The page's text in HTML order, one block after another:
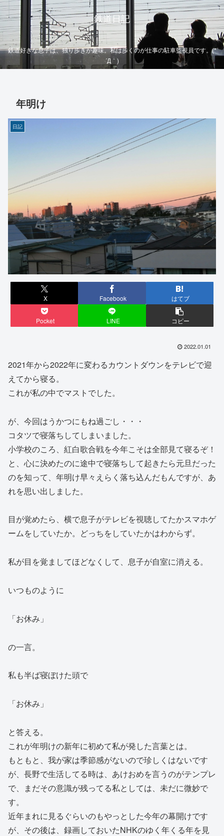
鉄道日記
鉄道好きな息子は、独り歩きが趣味。私は歩くのが仕事の駐車監視員です。(*
´Д｀)
年明け
日記
X Facebook はてブ
Pocket LINE コピー
2022.01.01
2021年から2022年に変わるカウントダウンをテレビで迎
えてから寝る。
これが私の中でマストでした。
が、今回はうかつにもね過ごし・・・
コタツで寝落ちしてしまいました。
小学校のころ、紅白歌合戦を今年こそは全部見て寝るぞ！
と、心に決めたのに途中で寝落ちして起きたら元旦だった
のを知って、年明け早々えらく落ち込んだもんですが、あ
れを思い出しました。
目が覚めたら、横で息子がテレビを視聴してたかスマホゲ
ームをしていたか。どっちをしていたかはわからず。
私が目を覚ましてほどなくして、息子が自室に消える。
いつものように
「お休み」
の一言。
私も半ば寝ぼけた頭で
「お休み」
と答える。
これが年明けの新年に初めて私が発した言葉とは。
もともと、我が家は季節感がないので珍しくはないです
が、長野で生活してる時は、あけおめを言うのがテンプレ
で、まだその意識が残ってる私としては、未だに微妙で
す。
近年まれに見るぐらいのもやっとした今年の幕開けです
が、その後は、録画しておいたNHKのゆく年くる年を見